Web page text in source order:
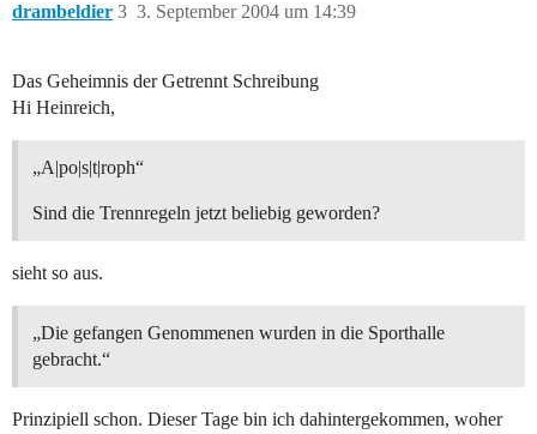
drambeldier 3. September 2004 um 14:39
3
Das Geheimnis der Getrennt Schreibung
Hi Heinreich,
„A|po|s|t|roph“
Sind die Trennregeln jetzt beliebig geworden?
sieht so aus.
„Die gefangen Genommenen wurden in die Sporthalle
gebracht.“
Prinzipiell schon. Dieser Tage bin ich dahintergekommen, woher